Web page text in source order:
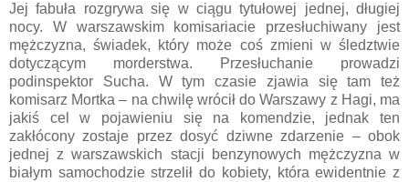
Jej fabuła rozgrywa się w ciągu tytułowej jednej, długiej
nocy. W warszawskim komisariacie przesłuchiwany jest
mężczyzna, świadek, który może coś zmieni w śledztwie
dotyczącym morderstwa. Przesłuchanie prowadzi
podinspektor Sucha. W tym czasie zjawia się tam też
komisarz Mortka – na chwilę wrócił do Warszawy z Hagi, ma
jakiś cel w pojawieniu się na komendzie, jednak ten
zakłócony zostaje przez dosyć dziwne zdarzenie – obok
jednej z warszawskich stacji benzynowych mężczyzna w
białym samochodzie strzelił do kobiety, która ewidentnie z